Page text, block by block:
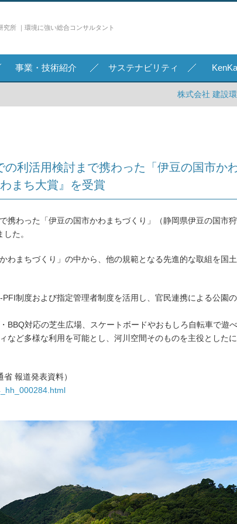
究所 ｜環境に強い総合コンサルタント
事業・技術紹介 サステナビリティ
株式会社 建設
利活用検討まで携わった「伊豆の国市か
まち大賞』を受賞
携わった「伊豆の国市かわまちづくり」（静岡県伊豆の国市狩
た。
わまちづくり」の中から、他の規範となる先進的な取組を国土
制度および指定管理者制度を活用し、官民連携による公園の
BBQ対応の芝生広場、スケートボードやおもしろ自転車で遊べ
など多様な利用を可能とし、河川空間そのものを主役としたに
報道発表資料）